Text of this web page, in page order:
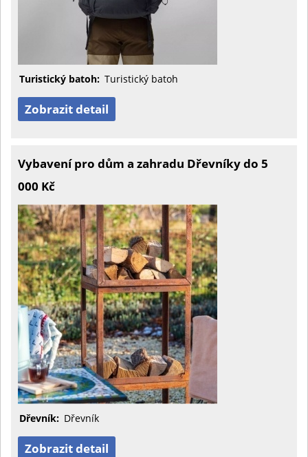
Turistický batoh: Turistický batoh
Zobrazit detail
Vybavení pro dům a zahradu Dřevníky do 5
000 Kč
Dřevník: Dřevník
Zobrazit detail